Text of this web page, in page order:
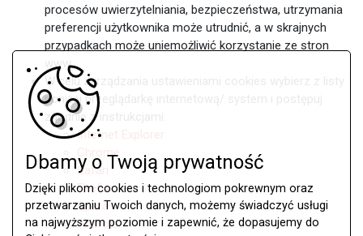
procesów uwierzytelniania, bezpieczeństwa, utrzymania
preferencji użytkownika może utrudnić, a w skrajnych
przypadkach może uniemożliwić korzystanie ze stron
www
W celu zarządzania ustawieniami cookies wybierz z listy
poniżej przeglądarkę internetową/ system i postępuj
zgodnie z instrukcjami:
Internet Explorer
Chrome
Safari
Firefox
Opera
Android
Dbamy o Twoją prywatność
Dzięki plikom cookies i technologiom pokrewnym oraz
przetwarzaniu Twoich danych, możemy świadczyć usługi
na najwyższym poziomie i zapewnić, że dopasujemy do